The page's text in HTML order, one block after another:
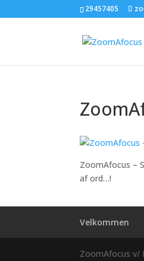
29457405
ZoomAfocus –
af ord…!
Velkommen
ZoomAfocus v/